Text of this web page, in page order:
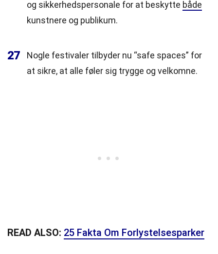
og sikkerhedspersonale for at beskytte både
kunstnere og publikum.
27
Nogle festivaler tilbyder nu “safe spaces” for
at sikre, at alle føler sig trygge og velkomne.
READ ALSO: 25 Fakta Om Forlystelsesparker